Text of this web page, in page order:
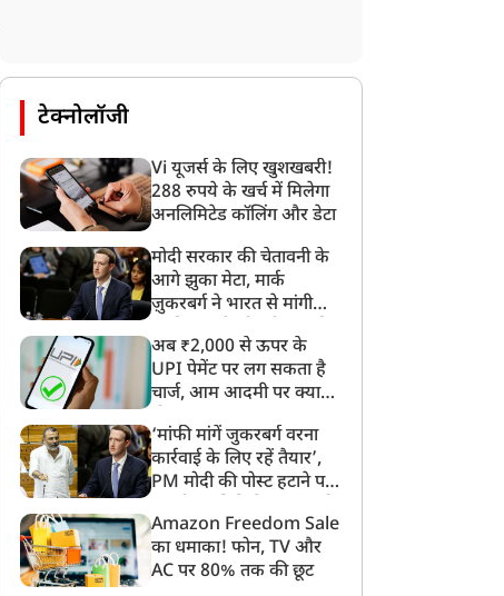
टेक्नोलॉजी
Vi यूजर्स के लिए खुशखबरी!
288 रुपये के खर्च में मिलेगा
अनलिमिटेड कॉलिंग और डेटा
मोदी सरकार की चेतावनी के
आगे झुका मेटा, मार्क
ज़ुकरबर्ग ने भारत से मांगी
अब ₹2,000 से ऊपर के
UPI पेमेंट पर लग सकता है
चार्ज, आम आदमी पर क्या
‘मांफी मांगें जुकरबर्ग वरना
कार्रवाई के लिए रहें तैयार’,
PM मोदी की पोस्ट हटाने पर
लगाई फटकार
Amazon Freedom Sale
का धमाका! फोन, TV और
AC पर 80% तक की छूट